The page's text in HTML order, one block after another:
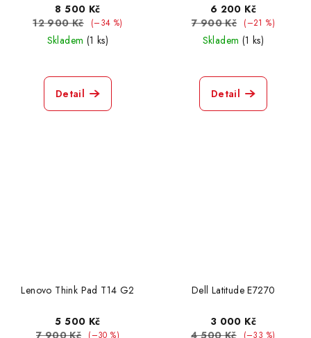
8 500 Kč
12 900 Kč
(–34 %)
Skladem (1 ks)
Detail
6 200 Kč
7 900 Kč
(–21 %)
Skladem (1 ks)
Detail
Lenovo Think Pad T14 G2
5 500 Kč
7 900 Kč
(–30 %)
Dell Latitude E7270
3 000 Kč
4 500 Kč
(–33 %)